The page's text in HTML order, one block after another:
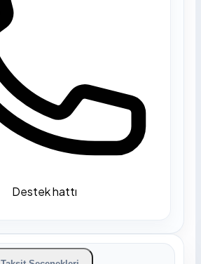
Destek hattı